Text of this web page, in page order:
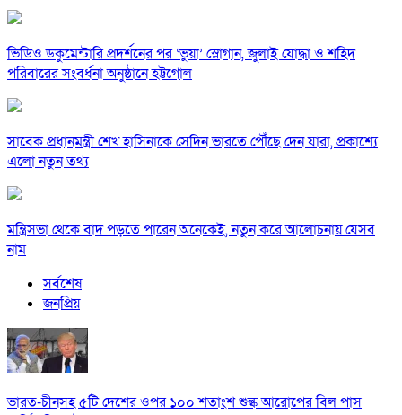
ভিডিও ডকুমেন্টারি প্রদর্শনের পর ‘ভুয়া’ স্লোগান, জুলাই যোদ্ধা ও শহিদ
পরিবারের সংবর্ধনা অনুষ্ঠানে হট্টগোল
সাবেক প্রধানমন্ত্রী শেখ হাসিনাকে সেদিন ভারতে পৌঁছে দেন যারা, প্রকাশ্যে
এলো নতুন তথ্য
মন্ত্রিসভা থেকে বাদ পড়তে পারেন অনেকেই, নতুন করে আলোচনায় যেসব
নাম
সর্বশেষ
জনপ্রিয়
ভারত-চীনসহ ৫টি দেশের ওপর ১০০ শতাংশ শুল্ক আরোপের বিল পাস